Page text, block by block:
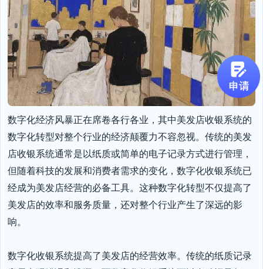
数字化经济风暴正在席卷各行各业，其中美发店收银系统的
数字化转型对整个行业的经济颠覆力不容忽视。传统的美发
店收银系统通常是以纸质或简单的电子记录方式进行管理，
但随着科技的发展和消费者需求的变化，数字化收银系统已
经成为美发店经营的必备工具。这种数字化转型不仅提高了
美发店的效率和服务质量，还对整个行业产生了深远的影
响。
数字化收银系统提高了美发店的经营效率。传统的纸质记录